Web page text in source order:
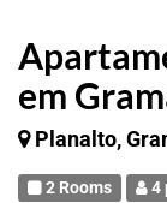
em
Planalto,
2 Rooms 4